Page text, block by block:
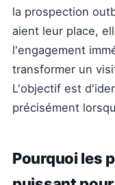
la prospection
aient leur place,
l'engagement
transformer un
L'objectif est
précisément
Pourquoi les